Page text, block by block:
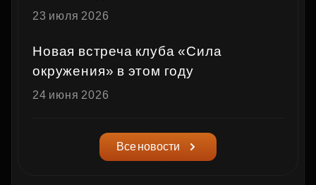
23 июля 2026
Новая встреча клуба «Сила
окружения» в этом году
24 июня 2026
Все новости